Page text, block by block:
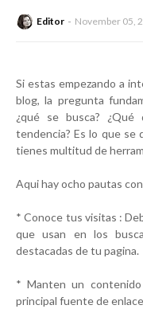
Editor November 05,
Si estas empezando a
blog, la pregunta
¿qué se busca?
tendencia? Es lo que se
tienes multitud de
Aqui hay ocho pautas
* Conoce tus visitas :
que usan en los
destacadas de tu pagina.
* Manten un
principal fuente de